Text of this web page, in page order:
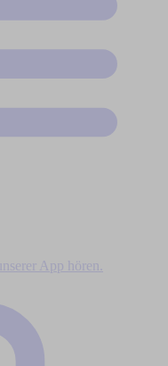
App hören.